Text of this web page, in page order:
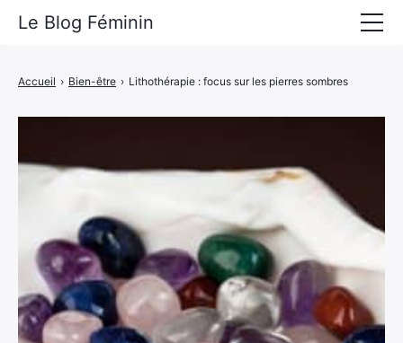
Accueil › Bien-être › Lithothérapie : focus sur les pierres sombres
Le Blog Féminin
Beauté
Voyages
Déco & Maison
Amour